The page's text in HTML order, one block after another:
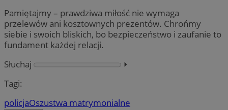
Pamiętajmy – prawdziwa miłość nie wymaga
przelewów ani kosztownych prezentów. Chrońmy
siebie i swoich bliskich, bo bezpieczeństwo i zaufanie to
fundament każdej relacji.
Słuchaj
⏵︎
Tagi:
policjaOszustwa matrymonialne